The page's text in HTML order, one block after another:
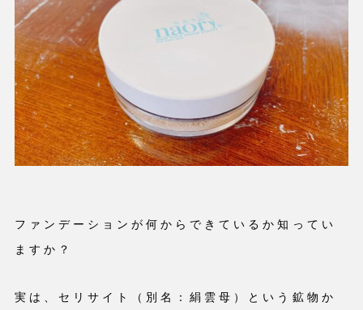
ファンデーションが何からできているか知ってい
ますか？
実は、セリサイト（別名：絹雲母）という鉱物か